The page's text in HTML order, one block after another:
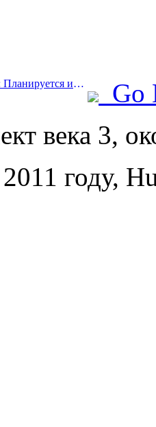
Prev:Туризм в Хуаншане: Планируется инвестировать 530 миллионов юаней в реконструкцию отелей.
Go
века 3,
году,